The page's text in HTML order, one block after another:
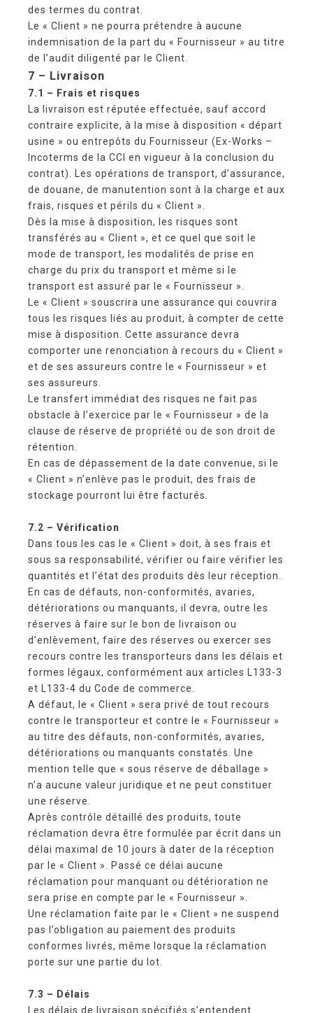
des termes du contrat.
Le « Client » ne pourra prétendre à aucune
indemnisation de la part du « Fournisseur » au titre
de l’audit diligenté par le Client.
7 – Livraison
7.1 – Frais et risques
La livraison est réputée effectuée, sauf accord
contraire explicite, à la mise à disposition « départ
usine » ou entrepôts du Fournisseur (Ex-Works –
Incoterms de la CCI en vigueur à la conclusion du
contrat). Les opérations de transport, d’assurance,
de douane, de manutention sont à la charge et aux
frais, risques et périls du « Client ».
Dès la mise à disposition, les risques sont
transférés au « Client », et ce quel que soit le
mode de transport, les modalités de prise en
charge du prix du transport et même si le
transport est assuré par le « Fournisseur ».
Le « Client » souscrira une assurance qui couvrira
tous les risques liés au produit, à compter de cette
mise à disposition. Cette assurance devra
comporter une renonciation à recours du « Client »
et de ses assureurs contre le « Fournisseur » et
ses assureurs.
Le transfert immédiat des risques ne fait pas
obstacle à l’exercice par le « Fournisseur » de la
clause de réserve de propriété ou de son droit de
rétention.
En cas de dépassement de la date convenue, si le
« Client » n’enlève pas le produit, des frais de
stockage pourront lui être facturés.
7.2 – Vérification
Dans tous les cas le « Client » doit, à ses frais et
sous sa responsabilité, vérifier ou faire vérifier les
quantités et l’état des produits dès leur réception.
En cas de défauts, non-conformités, avaries,
détériorations ou manquants, il devra, outre les
réserves à faire sur le bon de livraison ou
d’enlèvement, faire des réserves ou exercer ses
recours contre les transporteurs dans les délais et
formes légaux, conformément aux articles L133-3
et L133-4 du Code de commerce.
A défaut, le « Client » sera privé de tout recours
contre le transporteur et contre le « Fournisseur »
au titre des défauts, non-conformités, avaries,
détériorations ou manquants constatés. Une
mention telle que « sous réserve de déballage »
n’a aucune valeur juridique et ne peut constituer
une réserve.
Après contrôle détaillé des produits, toute
réclamation devra être formulée par écrit dans un
délai maximal de 10 jours à dater de la réception
par le « Client ». Passé ce délai aucune
réclamation pour manquant ou détérioration ne
sera prise en compte par le « Fournisseur ».
Une réclamation faite par le « Client » ne suspend
pas l’obligation au paiement des produits
conformes livrés, même lorsque la réclamation
porte sur une partie du lot.
7.3 – Délais
Les délais de livraison spécifiés s’entendent